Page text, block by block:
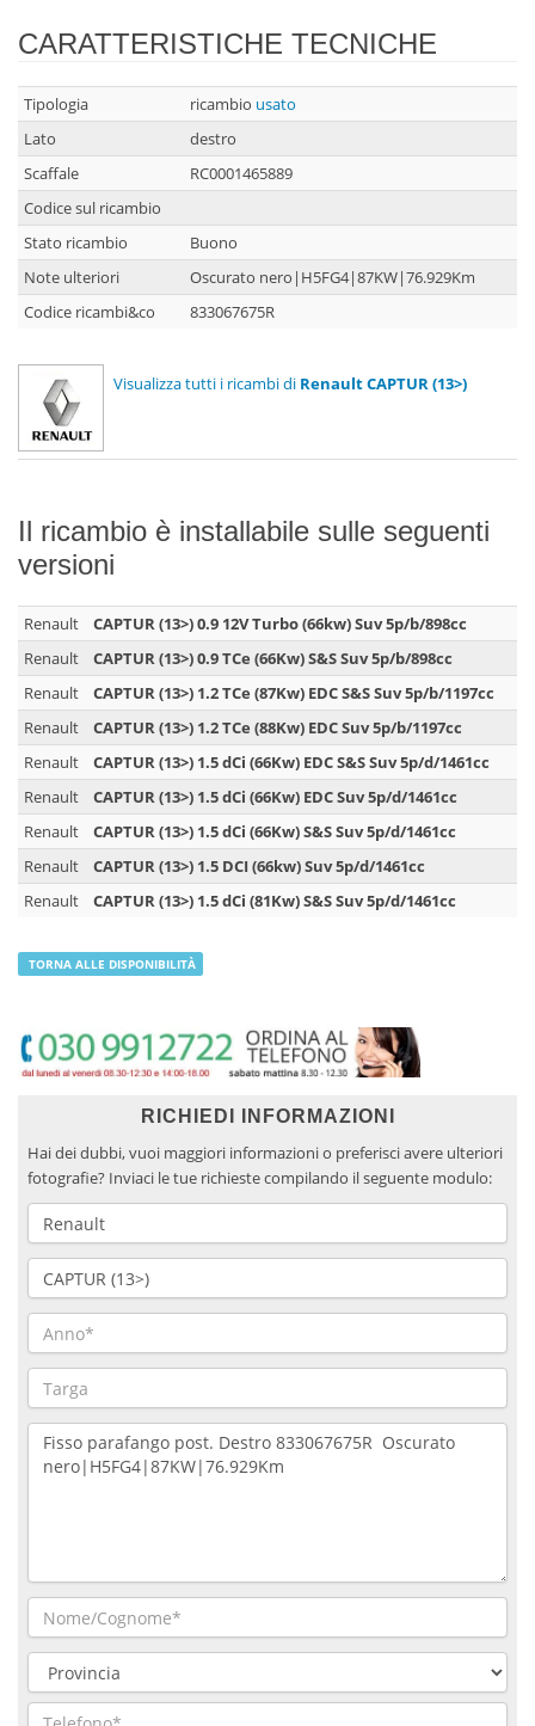
CARATTERISTICHE TECNICHE
Tipologia ricambio usato
Lato
destro
Scaffale
RC0001465889
Codice sul ricambio
Stato ricambio
Buono
Note ulteriori
Oscurato nero|H5FG4|87KW|76.929Km
Codice ricambi&co
833067675R
Visualizza tutti i ricambi di Renault CAPTUR (13>)
Il ricambio è installabile sulle seguenti
versioni
Renault
CAPTUR (13>) 0.9 12V Turbo (66kw) Suv 5p/b/898cc
Renault
CAPTUR (13>) 0.9 TCe (66Kw) S&S Suv 5p/b/898cc
Renault
CAPTUR (13>) 1.2 TCe (87Kw) EDC S&S Suv 5p/b/1197cc
Renault
CAPTUR (13>) 1.2 TCe (88Kw) EDC Suv 5p/b/1197cc
Renault
CAPTUR (13>) 1.5 dCi (66Kw) EDC S&S Suv 5p/d/1461cc
Renault
CAPTUR (13>) 1.5 dCi (66Kw) EDC Suv 5p/d/1461cc
Renault
CAPTUR (13>) 1.5 dCi (66Kw) S&S Suv 5p/d/1461cc
Renault
CAPTUR (13>) 1.5 DCI (66kw) Suv 5p/d/1461cc
Renault
CAPTUR (13>) 1.5 dCi (81Kw) S&S Suv 5p/d/1461cc
TORNA ALLE DISPONIBILITÀ
RICHIEDI INFORMAZIONI
Hai dei dubbi, vuoi maggiori informazioni o preferisci avere ulteriori
fotografie? Inviaci le tue richieste compilando il seguente modulo: